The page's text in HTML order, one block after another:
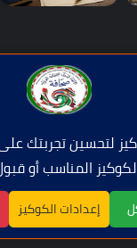
لتحسين تجربتك
المناسب أو
إعدادات الكوكيز
القطار الكهربائي
التغير المناخي… من
العالم يعيش عصر الكوارث
منذ أسبوعين